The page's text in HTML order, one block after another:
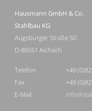
Hausmann GmbH & Co.
Stahlbau KG
Augsburger Straße 50
D-86551 Aichach
Telefon
Fax
E-Mail
+49
+49